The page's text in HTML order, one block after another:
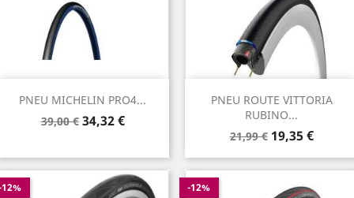
PNEU MICHELIN PRO4...
Prix
39,00 € Prix
34,32 €
PNEU ROUTE VITTORIA
RUBINO...
Prix
base
21,99 € Prix
19,35 €
-12%